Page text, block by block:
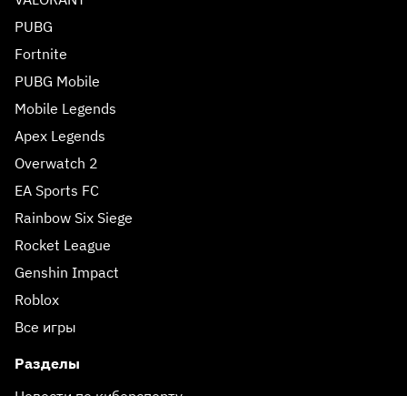
PUBG
Fortnite
PUBG Mobile
Mobile Legends
Apex Legends
Overwatch 2
EA Sports FC
Rainbow Six Siege
Rocket League
Genshin Impact
Roblox
Все игры
Разделы